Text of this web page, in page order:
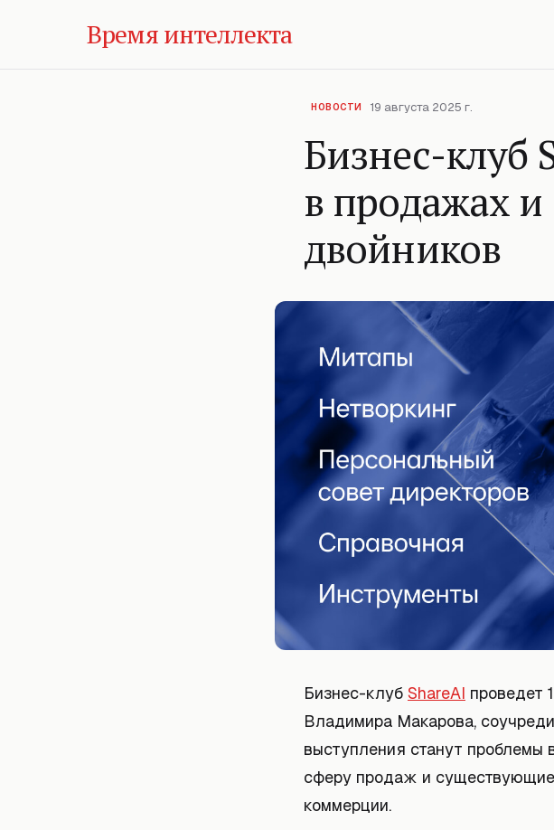
Время интеллекта
НОВОСТИ 19 августа 2025 г.
Бизнес-клуб
в продажах
двойников
Бизнес-клуб ShareAI проведет
Владимира Макарова,
выступления станут проблемы
сферу продаж и существующие
коммерции.